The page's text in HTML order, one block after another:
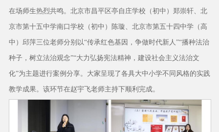
在场师生热烈共鸣。北京市昌平区亭自庄学校（初中）郑崇轩、北
京市第十五中学南口学校（初中）陈璇、北京市第五十四中学（高
中）邱萍三位老师分别以“传承红色基因，争做时代新人”“播种法治
种子，树立法治观念”“大力弘扬宪法精神，建设社会主义法治文
化”为主题进行案例分享。大家呈现了各具大中小学不同风格的实践
教学成果。该环节在赵宇飞老师主持下顺利完成。